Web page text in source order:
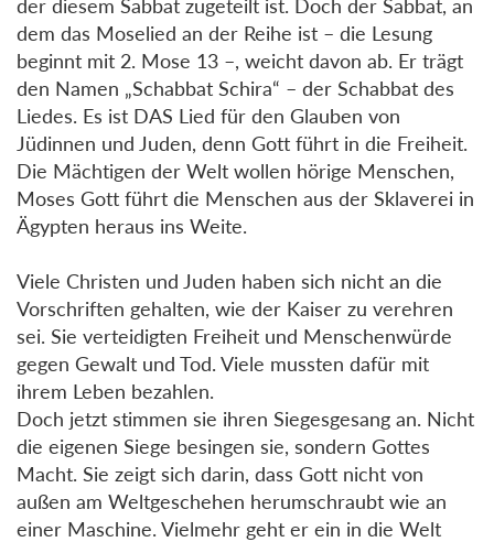
der diesem Sabbat zugeteilt ist. Doch der Sabbat, an
dem das Moselied an der Reihe ist – die Lesung
beginnt mit 2. Mose 13 –, weicht davon ab. Er trägt
den Namen „Schabbat Schira“ – der Schabbat des
Liedes. Es ist DAS Lied für den Glauben von
Jüdinnen und Juden, denn Gott führt in die Freiheit.
Die Mächtigen der Welt wollen hörige Menschen,
Moses Gott führt die Menschen aus der Sklaverei in
Ägypten heraus ins Weite.
Viele Christen und Juden haben sich nicht an die
Vorschriften gehalten, wie der Kaiser zu verehren
sei. Sie verteidigten Freiheit und Menschenwürde
gegen Gewalt und Tod. Viele mussten dafür mit
ihrem Leben bezahlen.
Doch jetzt stimmen sie ihren Siegesgesang an. Nicht
die eigenen Siege besingen sie, sondern Gottes
Macht. Sie zeigt sich darin, dass Gott nicht von
außen am Weltgeschehen herumschraubt wie an
einer Maschine. Vielmehr geht er ein in die Welt